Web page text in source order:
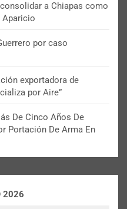
a Chiapas como
Aparicio
por caso
exportadora de
por Aire”
De Cinco Años De
Portación De Arma En
2026